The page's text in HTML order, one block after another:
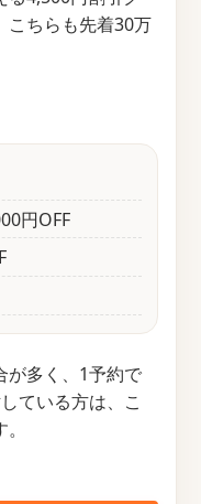
こちらも先着30万
円OFF
が多く、1予約で
ている方は、こ